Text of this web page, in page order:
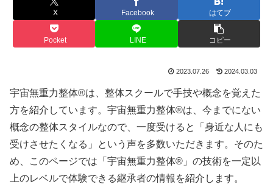
X Facebook はてブ
Pocket LINE コピー
2023.07.26 2024.03.03
宇宙無重力整体®は、整体スクールで手技や概念を覚えた
方を紹介しています。宇宙無重力整体®は、今までにない
概念の整体スタイルなので、一度受けると「身近な人にも
受けさせたくなる」という声を多数いただきます。そのた
め、このページでは「宇宙無重力整体®」の技術を一定以
上のレベルで体験できる継承者の情報を紹介します。